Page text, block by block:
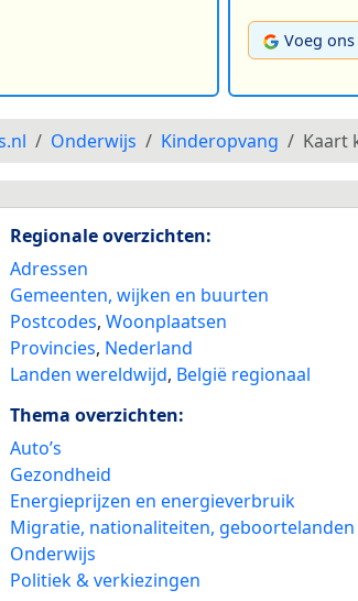
Voeg
Onderwijs Kinderopvang Kaart
Regionale overzichten:
Adressen
Gemeenten, wijken en buurten
Postcodes,Woonplaatsen
Provincies, Nederland
Landen wereldwijd, België regionaal
Thema overzichten:
Auto’s
Gezondheid
Energieprijzen en energieverbruik
Migratie, nationaliteiten, geboortelanden
Onderwijs
Politiek & verkiezingen